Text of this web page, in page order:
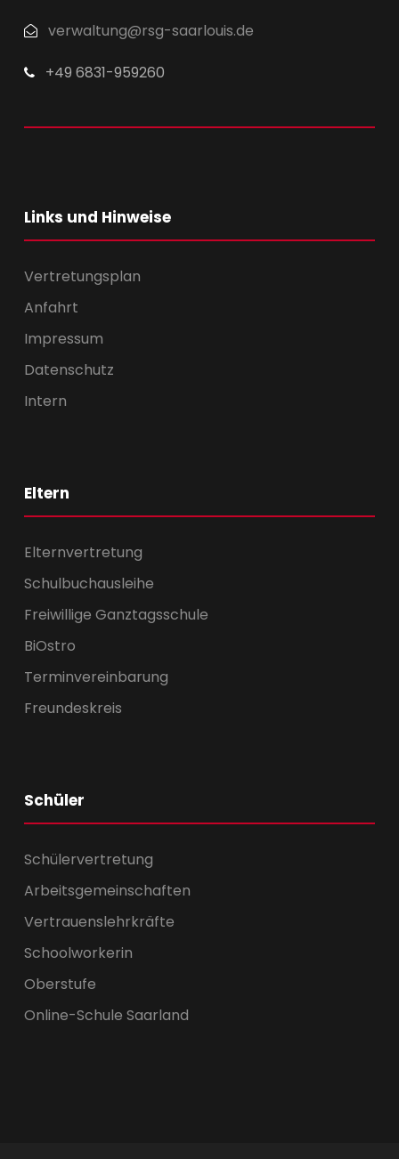
verwaltung@rsg-saarlouis.de
+49 6831-959260
Links und Hinweise
Vertretungsplan
Anfahrt
Impressum
Datenschutz
Intern
Eltern
Elternvertretung
Schulbuchausleihe
Freiwillige Ganztagsschule
BiOstro
Terminvereinbarung
Freundeskreis
Schüler
Schülervertretung
Arbeitsgemeinschaften
Vertrauenslehrkräfte
Schoolworkerin
Oberstufe
Online-Schule Saarland